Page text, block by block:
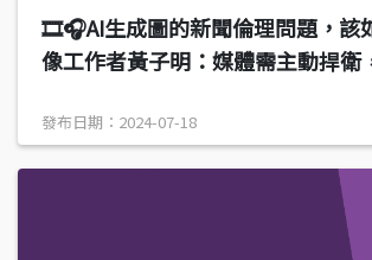
🎞️🎧AI生成圖的新聞倫理問題，該
像工作者黃子明：媒體需主動捍衛
發布日期：2024-07-18